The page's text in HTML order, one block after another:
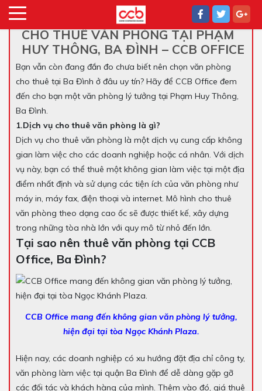
CHO THUÊ VĂN PHÒNG TẠI PHẠM
HUY THÔNG, BA ĐÌNH – CCB OFFICE
Bạn vẫn còn đang đắn đo chưa biết nên chọn văn phòng
cho thuê tại Ba Đình ở đâu uy tín? Hãy để CCB Office đem
đến cho bạn một văn phòng lý tưởng tại Phạm Huy Thông,
Ba Đình.
1.Dịch vụ cho thuê văn phòng là gì?
Dịch vụ cho thuê văn phòng là một dịch vụ cung cấp không
gian làm việc cho các doanh nghiệp hoặc cá nhân. Với dịch
vụ này, bạn có thể thuê một không gian làm việc tại một địa
điểm nhất định và sử dụng các tiện ích của văn phòng như
máy in, máy fax, điện thoại và internet. Mô hình cho thuê
văn phòng theo dạng cao ốc sẽ được thiết kế, xây dựng
trong những tòa nhà lớn với quy mô từ nhỏ đến lớn.
Tại sao nên thuê văn phòng tại CCB
Office, Ba Đình?
CCB Office mang đến không gian văn phòng lý tưởng,
hiện đại tại tòa Ngọc Khánh Plaza.
Hiện nay, các doanh nghiệp có xu hướng đặt địa chỉ công ty,
văn phòng làm việc tại quận Ba Đình để dễ dàng gặp gỡ
các đối tác và khách hàng của mình. Thêm vào đó, giá thuê